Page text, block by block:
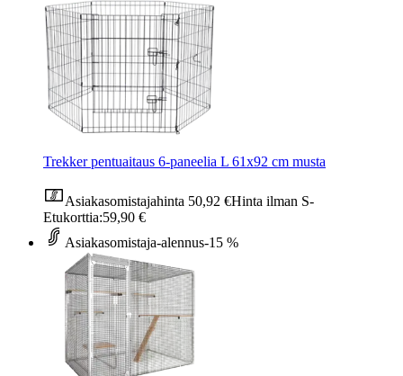
Trekker pentuaitaus 6-paneelia L 61x92 cm musta
Asiakasomistajahinta 50,92 €Hinta ilman S-
Etukorttia:59,90 €
Asiakasomistaja-alennus-15 %